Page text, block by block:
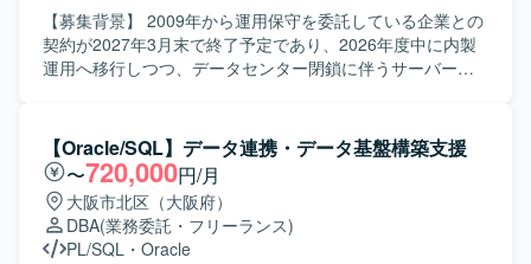
【募集背景】 2009年から運用保守を委託している企業との
契約が2027年3月末で終了予定であり、2026年度中に内製
運用へ移行しつつ、データセンター閉鎖に伴うサーバー移
ッショナルを増員募集しております。 【作業内容】 現行の
基幹システム（SAP ECC6.0）および周辺システム群の運用
保守をご担当いただきます。具体的には、IDや権限管理、
パラメータやマスタ設定、組織改編対応などのSAP運用保
守、Tivoliを用いたジョブ管理や異常時のリラン・リカバリ
対応、障害発生時の原因切り分け・分析・恒久および暫定
【Oracle/SQL】データ連携・データ基盤構築支援
〜720,000円/月
大阪市北区（大阪府）
DBA(業務委託・フリーランス)
PL/SQL ・ Oracle